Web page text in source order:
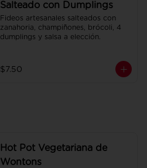
Salteado con Dumplings
Fideos artesanales salteados con
zanahoria, champiñones, brócoli, 4
dumplings y salsa a elección.
$7.50
Hot Pot Vegetariana de
Wontons